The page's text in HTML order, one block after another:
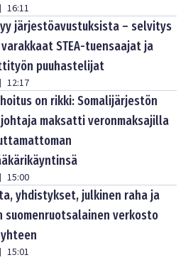
| 16:11
järjestöavustuksista – selvitys
STEA-tuensaajat ja
puuhastelijat
| 12:17
on rikki: Somalijärjestön
maksatti veronmaksajilla
| 15:00
yhdistykset, julkinen raha ja
suomenruotsalainen verkosto
| 15:01